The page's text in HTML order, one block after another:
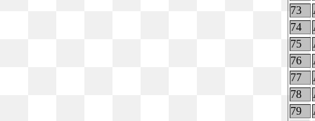
73
74
75
76
77
78
79